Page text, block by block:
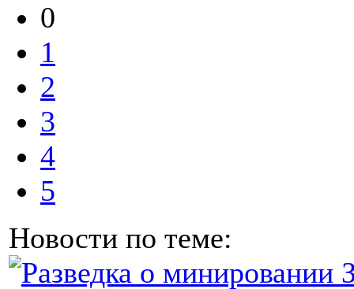
0
1
2
3
4
5
Новости по теме: